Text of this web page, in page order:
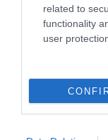
related to
functionality
user
Művelődj,
és ismerd